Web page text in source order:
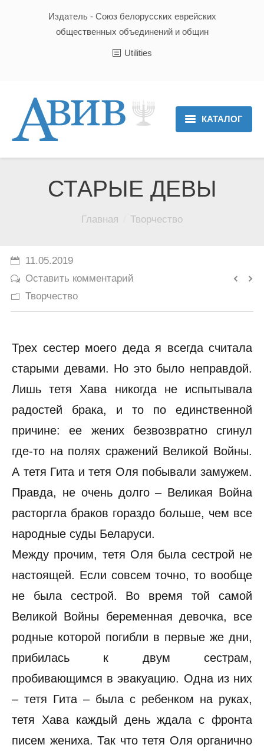
Издатель - Союз белорусских еврейских
общественных объединений и общин
Utilities
КАТАЛОГ
Культура и Традиции
История
Юмор
СТАРЫЕ ДЕВЫ
Главная Творчество
11.05.2019
Оставить комментарий
Творчество
Трех сестер моего деда я всегда считала
старыми девами. Но это было неправдой.
Лишь тетя Хава никогда не испытывала
радостей брака, и то по единственной
причине: ее жених безвозвратно сгинул
где-то на полях сражений Великой Войны.
А тетя Гита и тетя Оля побывали замужем.
Правда, не очень долго – Великая Война
расторгла браков гораздо больше, чем все
народные суды Беларуси.
Между прочим, тетя Оля была сестрой не
настоящей. Если совсем точно, то вообще
не была сестрой. Во время той самой
Великой Войны беременная девочка, все
родные которой погибли в первые же дни,
прибилась к двум сестрам,
пробивающимся в эвакуацию. Одна из них
– тетя Гита – была с ребенком на руках,
тетя Хава каждый день ждала с фронта
писем жениха. Так что тетя Оля органично